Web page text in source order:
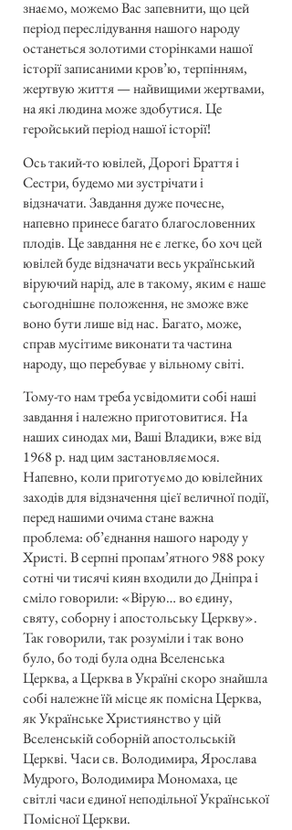
знаємо, можемо Вас запевнити, що цей
період переслідування нашого народу
останеться золотими сторінками нашої
історії записаними кров’ю, терпінням,
жертвую життя — найвищими жертвами,
на які людина може здобутися. Це
геройський період нашої історії!
Ось такий-то ювілей, Дорогі Браття і
Сестри, будемо ми зустрічати і
відзначати. Завдання дуже почесне,
напевно принесе багато благословенних
плодів. Це завдання не є легке, бо хоч цей
ювілей буде відзначати весь український
віруючий нарід, але в такому, яким є наше
сьогоднішнє положення, не зможе вже
воно бути лише від нас. Багато, може,
справ мусітиме виконати та частина
народу, що перебуває у вільному світі.
Тому-то нам треба усвідомити собі наші
завдання і належно приготовитися. На
наших синодах ми, Ваші Владики, вже від
1968 р. над цим застановляємося.
Напевно, коли приготуємо до ювілейних
заходів для відзначення цієї величної події,
перед нашими очима стане важна
проблема: об’єднання нашого народу у
Христі. В серпні пропам’ятного 988 року
сотні чи тисячі киян входили до Дніпра і
сміло говорили: «Вірую… во єдину,
святу, соборну і апостольську Церкву».
Так говорили, так розуміли і так воно
було, бо тоді була одна Вселенська
Церква, а Церква в Україні скоро знайшла
собі належне їй місце як помісна Церква,
як Українське Християнство у цій
Вселенській соборній апостольській
Церкві. Часи св. Володимира, Ярослава
Мудрого, Володимира Мономаха, це
світлі часи єдиної неподільної Української
Помісної Церкви.